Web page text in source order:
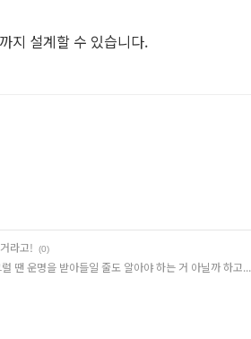
지 설계할 수 있습니다.
라고!
(0)
땐 운명을 받아들일 줄도 알아야 하는 거 아닐까 하고...